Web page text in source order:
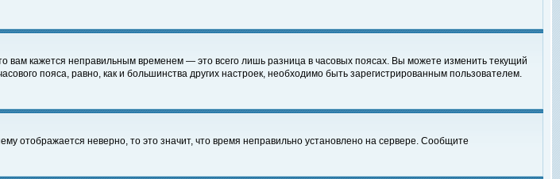
кажется неправильным временем — это всего лишь разница в часовых поясах. Вы можете изменить текущий
пояса, равно, как и большинства других настроек, необходимо быть зарегистрированным пользователем.
отображается неверно, то это значит, что время неправильно установлено на сервере. Сообщите